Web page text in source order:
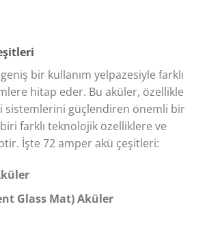
bir kullanım yelpazesiyle farklı
hitap eder. Bu aküler, özellikle
sistemlerini güçlendiren önemli bir
farklı teknolojik özelliklere ve
İşte 72 amper akü çeşitleri:
Glass Mat) Aküler